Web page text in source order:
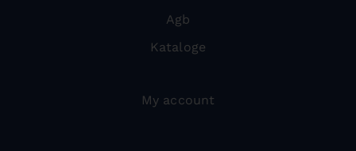
Agb
Kataloge
My account